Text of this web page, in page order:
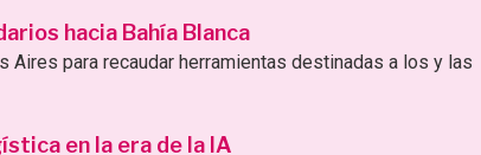
hacia Bahía Blanca
Aires para recaudar herramientas destinadas a los y las
en la era de la IA